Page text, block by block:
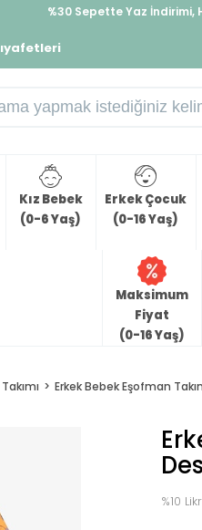
%30 Sepette Yaz İndirimi,
Kız Bebek
(0-6 Yaş)
Erkek Çocuk
(0-16 Yaş)
Maksimum
Fiyat
(0-16 Yaş)
Erkek Bebek Eşofman
%10